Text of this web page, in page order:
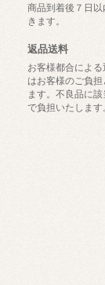
商品到着後７日
きます。
返品送料
お客様都合によ
はお客様のご負
ます。不良品に
で負担いたします